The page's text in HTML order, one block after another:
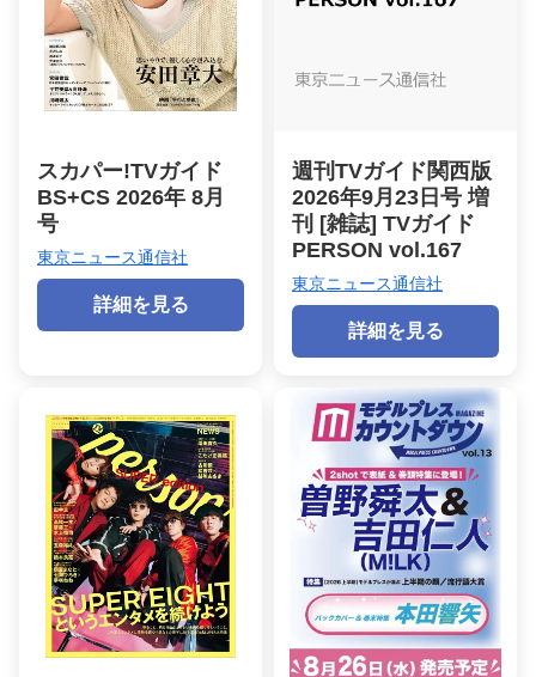
スカパー!TVガイド
BS+CS 2026年 8月
号
東京ニュース通信社
詳細を見る
週刊TVガイド関西版
2026年9月23日号 増
刊 [雑誌] TVガイド
PERSON vol.167
東京ニュース通信社
詳細を見る